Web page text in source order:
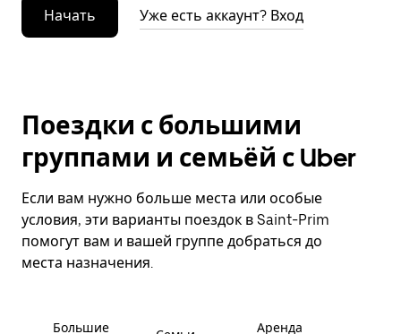
Начать Уже есть аккаунт? Вход
Поездки с большими
группами и семьёй с Uber
Если вам нужно больше места или особые
условия, эти варианты поездок в Saint-Prim
помогут вам и вашей группе добраться до
места назначения.
Большие
Аренда